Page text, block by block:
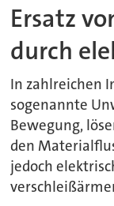
Ersatz
durch
In zahlreichen
sogenannte
Bewegung,
den
jedoch